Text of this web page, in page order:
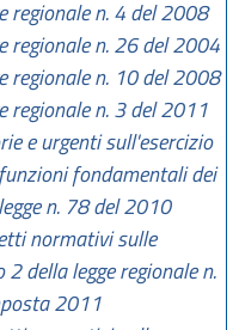
regionale n. 4 del 2008
regionale n. 26 del 2004
regionale n. 10 del 2008
regionale n. 3 del 2011
e urgenti sull'esercizio
fondamentali dei
n. 78 del 2010
normativi sulle
della legge regionale n.
2011